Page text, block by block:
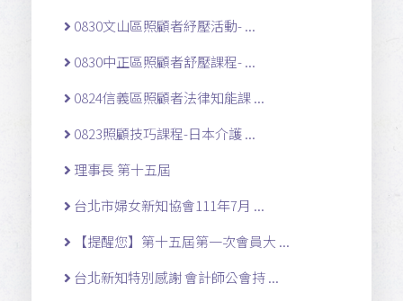
0830文山區照顧者紓壓活動- ...
0830中正區照顧者舒壓課程- ...
0824信義區照顧者法律知能課 ...
0823照顧技巧課程-日本介護 ...
理事長 第十五屆
台北市婦女新知協會111年7月 ...
【提醒您】第十五屆第一次會員大 ...
台北新知特別感謝 會計師公會持 ...